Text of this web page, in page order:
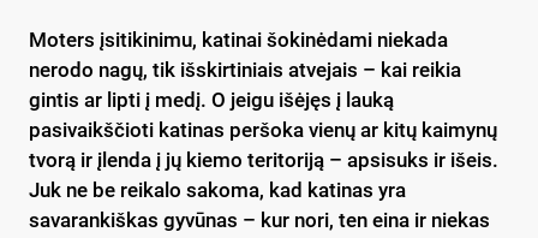
Moters įsitikinimu, katinai šokinėdami niekada
nerodo nagų, tik išskirtiniais atvejais – kai reikia
gintis ar lipti į medį. O jeigu išėjęs į lauką
pasivaikščioti katinas peršoka vienų ar kitų kaimynų
tvorą ir įlenda į jų kiemo teritoriją – apsisuks ir išeis.
Juk ne be reikalo sakoma, kad katinas yra
savarankiškas gyvūnas – kur nori, ten eina ir niekas